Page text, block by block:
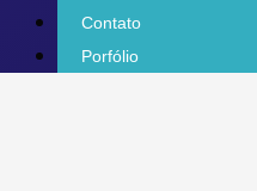
Contato
Porfólio